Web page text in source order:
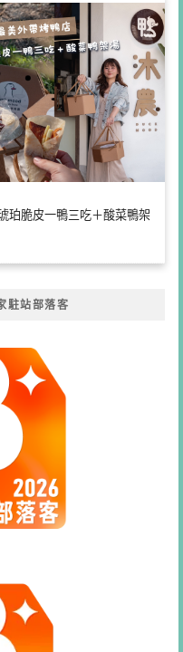
珀脆皮一鴨三吃＋酸菜鴨架
駐站部落客